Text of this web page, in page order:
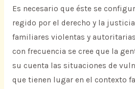
Es necesario que éste se
regido por el derecho y la
familiares violentas y
con frecuencia se cree que la
su cuenta las situaciones de
que tienen lugar en el contexto